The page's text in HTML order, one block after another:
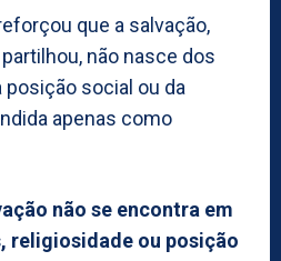
que a salvação,
não nasce dos
social ou da
apenas como
não se encontra em
religiosidade ou posição